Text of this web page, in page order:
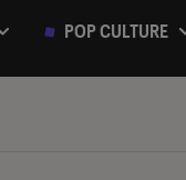
POP CULTURE